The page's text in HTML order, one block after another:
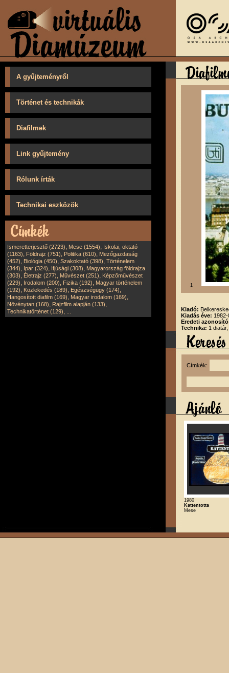
A gyűjteményről
Történet és technikák
Diafilmek
Link gyűjtemény
Rólunk írták
Technikai eszközök
Ismeretterjesztő (2723), Mese (1554), Iskolai, oktató
(1163), Földrajz (751), Politika (610), Mezőgazdaság
(452), Biológia (450), Szakoktató (398), Történelem
(344), Ipar (324), Ifjúsági (308), Magyarország földrajza
(303), Életrajz (277), Művészet (251), Képzőművészet
(229), Irodalom (200), Fizika (192), Magyar történelem
(192), Közlekedés (189), Egészségügy (174),
Hangosított diafilm (169), Magyar irodalom (169),
Növénytan (168), Rajzfilm alapján (133),
Technikatörténet (129),
1
Kiadó:
Kiadás éve: 1982-
Eredeti
Technika: 1
Címkék:
1980
Kattentotta
Mese